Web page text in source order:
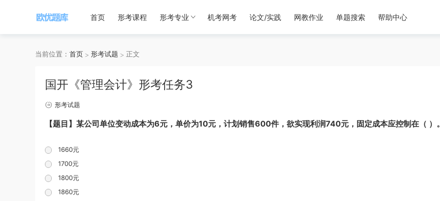
首页 形考课程 形考专业 机考网考 论文/实践 网教作业 单题搜索 帮助中心
当前位置： 首页 形考试题 正文
国开《管理会计》形考任务3
形考试题
【题目】某公司单位变动成本为6元，单价为10元，计划销售600件，欲实现利润740元，固定成本应控制在（ ）。
1660元
1700元
1800元
1860元